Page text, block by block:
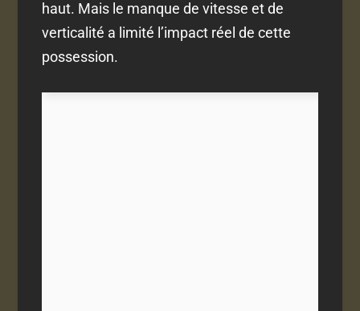
haut. Mais le manque de vitesse et de
verticalité a limité l’impact réel de cette
possession.